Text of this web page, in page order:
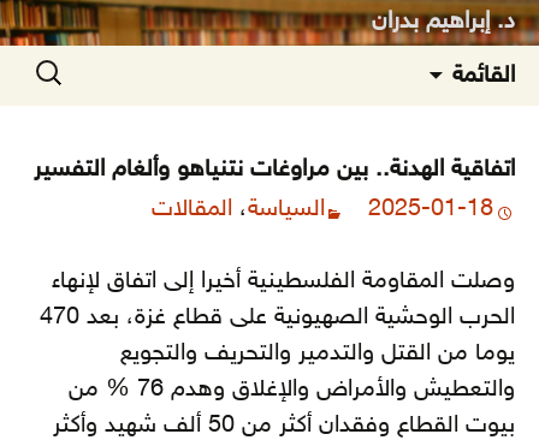
د. إبراهيم بدران
القائمة
إلى
البحث
عن:
اتفاقية الهدنة.. بين مراوغات نتنياهو وألغام التفسير
2025-01-18
السياسة، المقالات
وصلت المقاومة الفلسطينية أخيرا إلى اتفاق لإنهاء
الحرب الوحشية الصهيونية على قطاع غزة، بعد 470
يوما من القتل والتدمير والتحريف والتجويع
والتعطيش والأمراض والإغلاق وهدم 76 % من
بيوت القطاع وفقدان أكثر من 50 ألف شهيد وأكثر